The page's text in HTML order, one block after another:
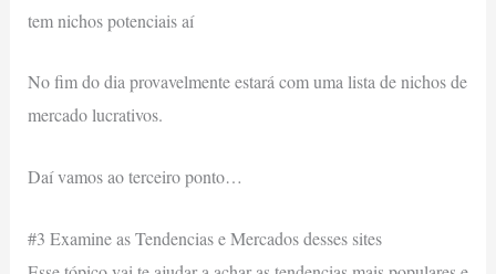
tem nichos potenciais aí
No fim do dia provavelmente estará com uma lista de nichos de
mercado lucrativos.
Daí vamos ao terceiro ponto…
#3 Examine as Tendencias e Mercados desses sites